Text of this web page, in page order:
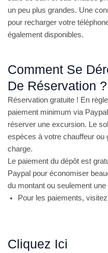
un peu plus grandes. Une
pour recharger votre
également disponibles.
Comment Se
De Réservation ?
Réservation gratuite ! En
paiement minimum via
réserver une excursion. Le
espèces à votre chauffeur ou
charge.
Le paiement du dépôt est
Paypal pour économiser
du montant ou seulement
Pour les paiements,
Cliquez Ici